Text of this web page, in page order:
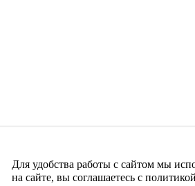
Для удобства работы с сайтом мы
на сайте, вы соглашаетесь с